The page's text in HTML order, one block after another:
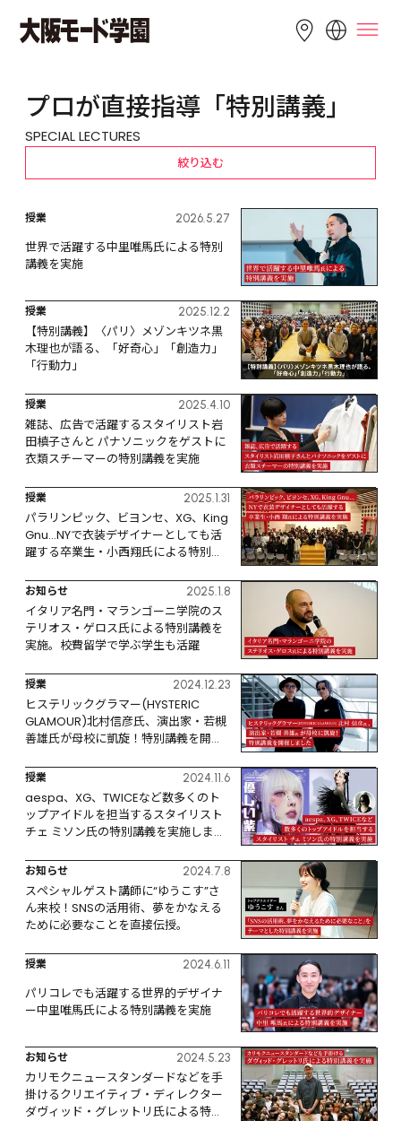
English 简体中文 繁體中文
Tiếng Việt
Bahasa
Indonesia
プロが直接指導「特別講義」
SPECIAL LECTURES
絞り込む
授業 2026.5.27
世界で活躍する中里唯馬氏による特別
講義を実施
授業 2025.12.2
【特別講義】〈パリ〉メゾンキツネ黒
木理也が語る、「好奇心」「創造力」
「行動力」
授業 2025.4.10
雑誌、広告で活躍するスタイリスト岩
田槙子さんと パナソニックをゲストに
衣類スチーマーの特別講義を実施
授業 2025.1.31
パラリンピック、ビヨンセ、XG、King
Gnu…NYで衣装デザイナーとしても活
躍する卒業生・小西翔氏による特別講
お知らせ 2025.1.8
イタリア名門・マランゴーニ学院のス
テリオス・ゲロス氏による特別講義を
実施。校費留学で学ぶ学生も活躍
授業 2024.12.23
ヒステリックグラマー(HYSTERIC
GLAMOUR)北村信彦氏、演出家・若槻
善雄氏が母校に凱旋！特別講義を開催
授業 2024.11.6
aespa、XG、TWICEなど数多くのト
ップアイドルを担当するスタイリスト
チェ ミソン氏の特別講義を実施しまし
お知らせ 2024.7.8
スペシャルゲスト講師に“ゆうこす”さ
ん来校！SNSの活用術、夢をかなえる
ために必要なことを直接伝授。
授業 2024.6.11
パリコレでも活躍する世界的デザイナ
ー中里唯馬氏による特別講義を実施
お知らせ 2024.5.23
カリモクニュースタンダードなどを手
掛けるクリエイティブ・ディレクター
ダヴィッド・グレットリ氏による特別